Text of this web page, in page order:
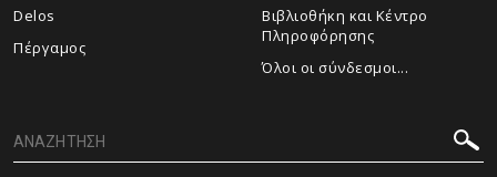
Delos
Πέργαμος
Βιβλιοθήκη και Κέντρο
Πληροφόρησης
Όλοι οι σύνδεσμοι...